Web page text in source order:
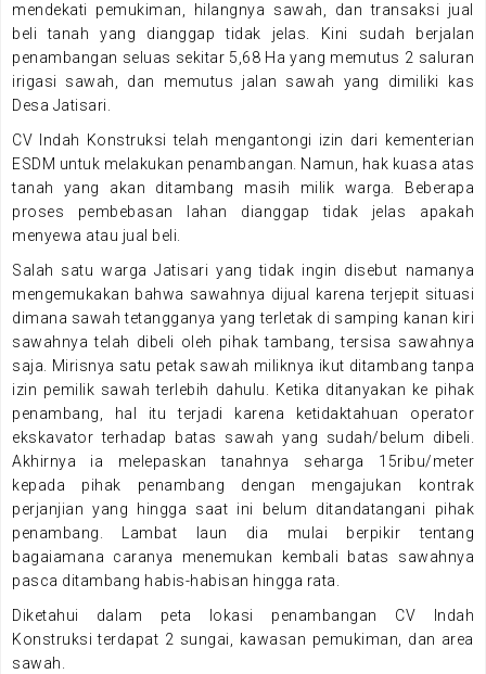
mendekati pemukiman, hilangnya sawah, dan transaksi jual
beli tanah yang dianggap tidak jelas. Kini sudah berjalan
penambangan seluas sekitar 5,68 Ha yang memutus 2 saluran
irigasi sawah, dan memutus jalan sawah yang dimiliki kas
Desa Jatisari.
CV Indah Konstruksi telah mengantongi izin dari kementerian
ESDM untuk melakukan penambangan. Namun, hak kuasa atas
tanah yang akan ditambang masih milik warga. Beberapa
proses pembebasan lahan dianggap tidak jelas apakah
menyewa atau jual beli.
Salah satu warga Jatisari yang tidak ingin disebut namanya
mengemukakan bahwa sawahnya dijual karena terjepit situasi
dimana sawah tetangganya yang terletak di samping kanan kiri
sawahnya telah dibeli oleh pihak tambang, tersisa sawahnya
saja. Mirisnya satu petak sawah miliknya ikut ditambang tanpa
izin pemilik sawah terlebih dahulu. Ketika ditanyakan ke pihak
penambang, hal itu terjadi karena ketidaktahuan operator
ekskavator terhadap batas sawah yang sudah/belum dibeli.
Akhirnya ia melepaskan tanahnya seharga 15ribu/meter
kepada pihak penambang dengan mengajukan kontrak
perjanjian yang hingga saat ini belum ditandatangani pihak
penambang. Lambat laun dia mulai berpikir tentang
bagaiamana caranya menemukan kembali batas sawahnya
pasca ditambang habis-habisan hingga rata.
Diketahui dalam peta lokasi penambangan CV Indah
Konstruksi terdapat 2 sungai, kawasan pemukiman, dan area
sawah.